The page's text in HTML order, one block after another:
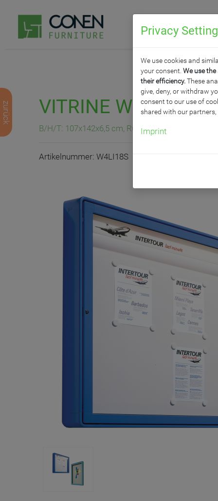
zurück VITRINE W4 MIT
B/H/T: 107x142x6,5 cm, Rückwand Stahl,
Artikelnummer: W4LI18S
Privacy
We use cookies and
your consent. We use
their efficiency.These
give, deny, or withdraw
consent to our use of
shared with our
Imprint